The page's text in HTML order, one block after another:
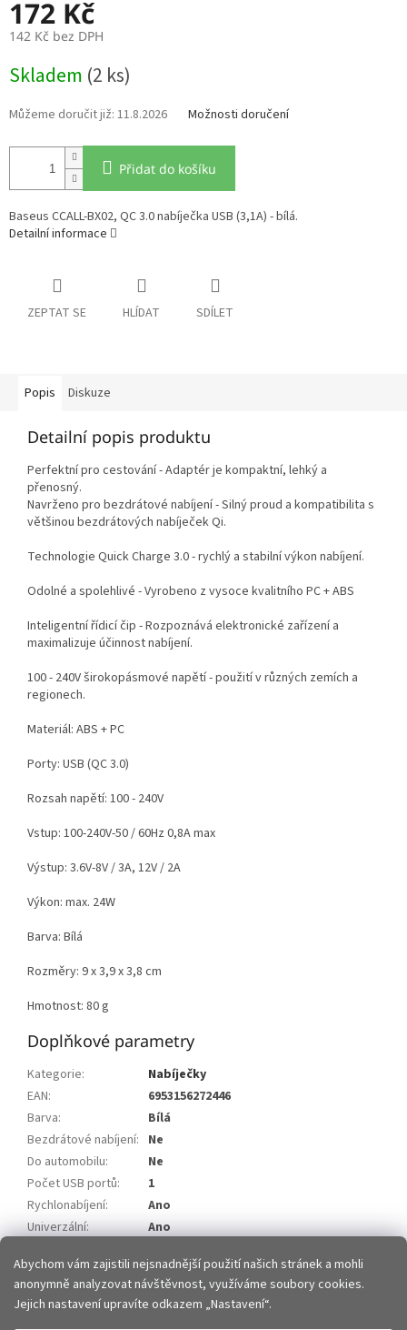
Abychom vám zajistili nejsnadnější použití našich stránek a mohli
anonymně analyzovat návštěvnost, využíváme soubory cookies.
Jejich nastavení upravíte odkazem „Nastavení“.
172 Kč
142 Kč bez DPH
cena:
Skladem (2 ks)
11.8.2026 Možnosti doručení
Přidat do košíku
Baseus CCALL-BX02, QC 3.0 nabíječka USB (3,1A) - bílá.
Detailní informace
ZEPTAT SE HLÍDAT SDÍLET
Popis Diskuze
Detailní popis produktu
Perfektní pro cestování - Adaptér je kompaktní, lehký a
přenosný.
Navrženo pro bezdrátové nabíjení - Silný proud a kompatibilita s
většinou bezdrátových nabíječek Qi.
Technologie Quick Charge 3.0 - rychlý a stabilní výkon nabíjení.
Odolné a spolehlivé - Vyrobeno z vysoce kvalitního PC + ABS
Inteligentní řídicí čip - Rozpoznává elektronické zařízení a
maximalizuje účinnost nabíjení.
100 - 240V širokopásmové napětí - použití v různých zemích a
regionech.
Materiál: ABS + PC
Porty: USB (QC 3.0)
Rozsah napětí: 100 - 240V
Vstup: 100-240V-50 / 60Hz 0,8A max
Výstup: 3.6V-8V / 3A, 12V / 2A
Výkon: max. 24W
Barva: Bílá
Rozměry: 9 x 3,9 x 3,8 cm
Hmotnost: 80 g
Doplňkové parametry
Kategorie:
Nabíječky
EAN:
6953156272446
Barva:
Bílá
Bezdrátové nabíjení: Ne
Do automobilu:
Ne
Počet USB portů:
1
Rychlonabíjení:
Ano
Univerzální:
Ano